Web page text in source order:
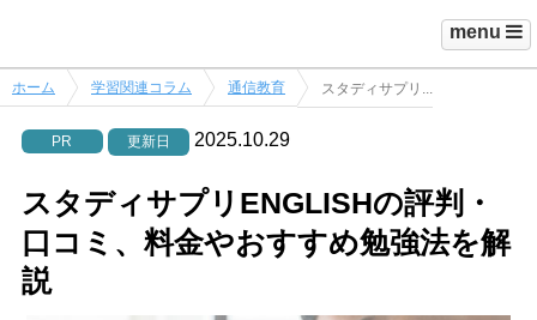
menu
ホーム 学習関連コラム 通信教育 スタディサプリ...
PR 更新日 2025.10.29
スタディサプリENGLISHの評判・
口コミ、料金やおすすめ勉強法を解
説